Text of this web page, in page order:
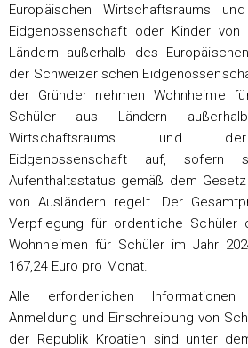
Europäischen Wirtschaftsraums
Eidgenossenschaft oder Kinder von
Ländern außerhalb des
der Schweizerischen
der Gründer nehmen Wohnheime
Schüler aus Ländern
Wirtschaftsraums und der
Eidgenossenschaft auf, sofern
Aufenthaltsstatus gemäß dem
von Ausländern regelt. Der
Verpflegung für ordentliche Schüler
Wohnheimen für Schüler im Jahr
167,24 Euro pro Monat.
Alle erforderlichen
Anmeldung und Einschreibung von
der Republik Kroatien sind unter